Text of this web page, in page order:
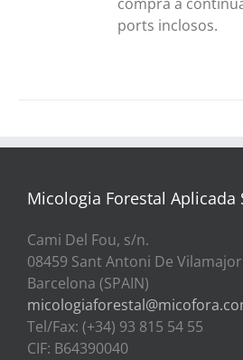
ports inclosos.
Micologia Forestal Aplicada
Cami Del Fou, s/n.
08459 Sant Antoni De
Barcelona (SPAIN)
Tel/Fax: (+34) 93 815 54 55
CIF: B64390040